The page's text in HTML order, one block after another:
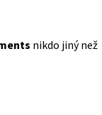
nikdo jiný než